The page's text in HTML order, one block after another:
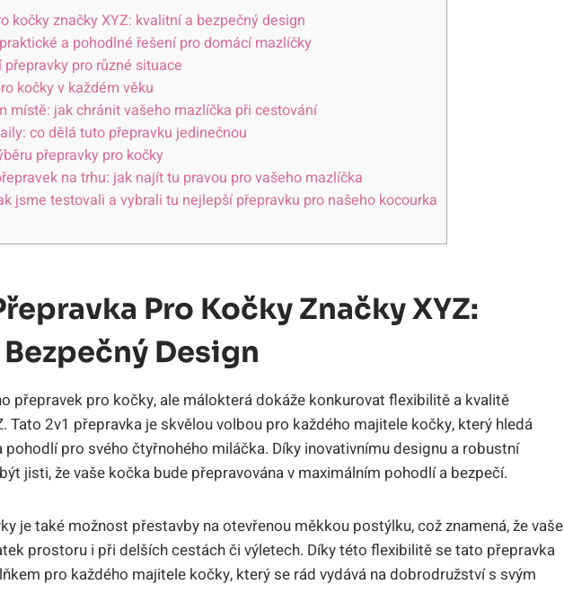
kočky značky XYZ: kvalitní a bezpečný design
a pohodlné řešení pro domácí mazlíčky
pro různé situace
kočky v každém věku
místě: jak chránit vašeho mazlíčka při cestování
co dělá tuto přepravku jedinečnou
přepravky pro kočky
na trhu: jak najít tu pravou pro vašeho mazlíčka
jsme testovali a vybrali tu nejlepší přepravku pro našeho kocourka
Pro Kočky Značky XYZ:
Design
přepravek pro kočky, ale málokterá dokáže konkurovat flexibilitě a kvalitě
Tato 2v1 přepravka je skvělou volbou pro každého majitele kočky, který hledá
pro svého čtyřnohého miláčka. Díky inovativnímu designu a robustní
jisti, že vaše kočka bude přepravována v maximálním pohodlí a bezpečí.
je také možnost přestavby na otevřenou měkkou postýlku, což znamená, že vaše
prostoru i při delších cestách či výletech. Díky této flexibilitě se tato přepravka
pro každého majitele kočky, který se rád vydává na dobrodružství s svým